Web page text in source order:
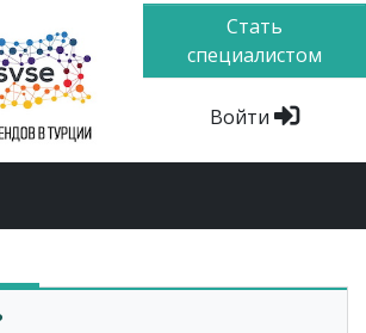
Стать
специалистом
Войти